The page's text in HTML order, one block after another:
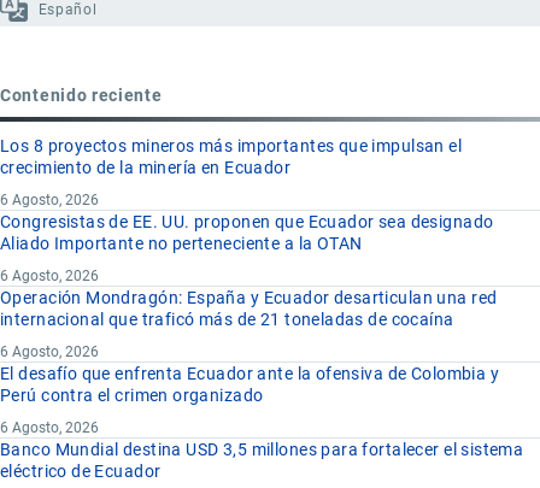
Español
Contenido reciente
Los 8 proyectos mineros más importantes que impulsan el
crecimiento de la minería en Ecuador
6 Agosto, 2026
Congresistas de EE. UU. proponen que Ecuador sea designado
Aliado Importante no perteneciente a la OTAN
6 Agosto, 2026
Operación Mondragón: España y Ecuador desarticulan una red
internacional que traficó más de 21 toneladas de cocaína
6 Agosto, 2026
El desafío que enfrenta Ecuador ante la ofensiva de Colombia y
Perú contra el crimen organizado
6 Agosto, 2026
Banco Mundial destina USD 3,5 millones para fortalecer el sistema
eléctrico de Ecuador